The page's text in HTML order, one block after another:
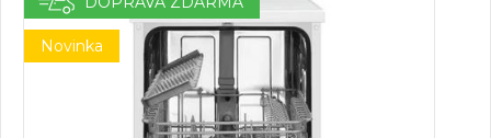
Novinka